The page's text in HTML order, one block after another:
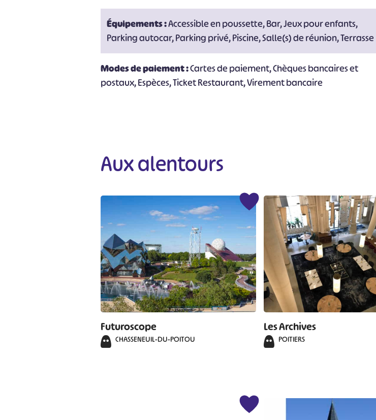
Équipements :Accessible en poussette, Bar, Jeux pour enfants,
Parking autocar, Parking privé, Piscine, Salle(s) de réunion, Terrasse
Modes de paiement :Cartes de paiement, Chèques bancaires et
postaux, Espèces, Ticket Restaurant, Virement bancaire
Aux alentours
Futuroscope
CHASSENEUIL-DU-POITOU
Les Archives
POITIERS
# # # #
#